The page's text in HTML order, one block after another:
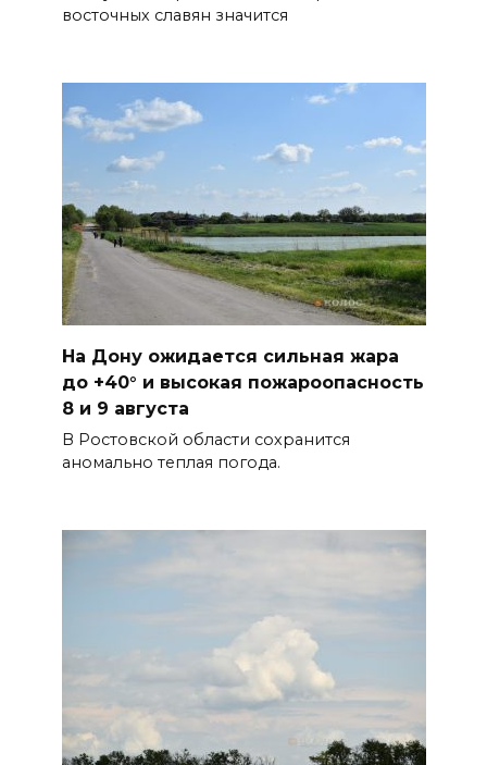
улицах
В Ростовской области более
2000 жителей бесплатно
осваивают новые профессии
07 августа 2026 18:38
Бесплатные путевки для 17
тысяч детей: в Ростовской
области продолжается
07 августа 2026 18:30
Судьба аварийного особняка
в донской столице
«Метеор» «Андрей Байков»
Меры поддержки после ЧС
07 августа 2026 17:48
На Дону обсудили
восточных славян значится
На Дону ожидается сильная жара
до +40° и высокая пожароопасность
8 и 9 августа
В Ростовской области сохранится
аномально теплая погода.